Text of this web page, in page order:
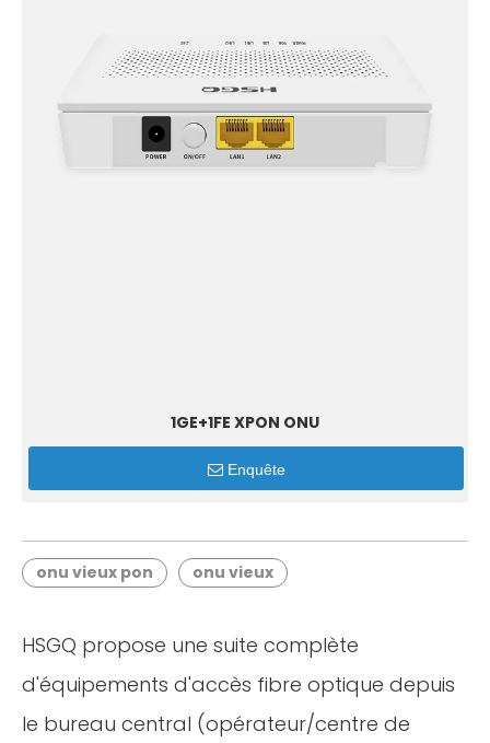
1GE+1FE XPON ONU
Enquête
onu vieux pon onu vieux
HSGQ propose une suite complète
d'équipements d'accès fibre optique depuis
le bureau central (opérateur/centre de